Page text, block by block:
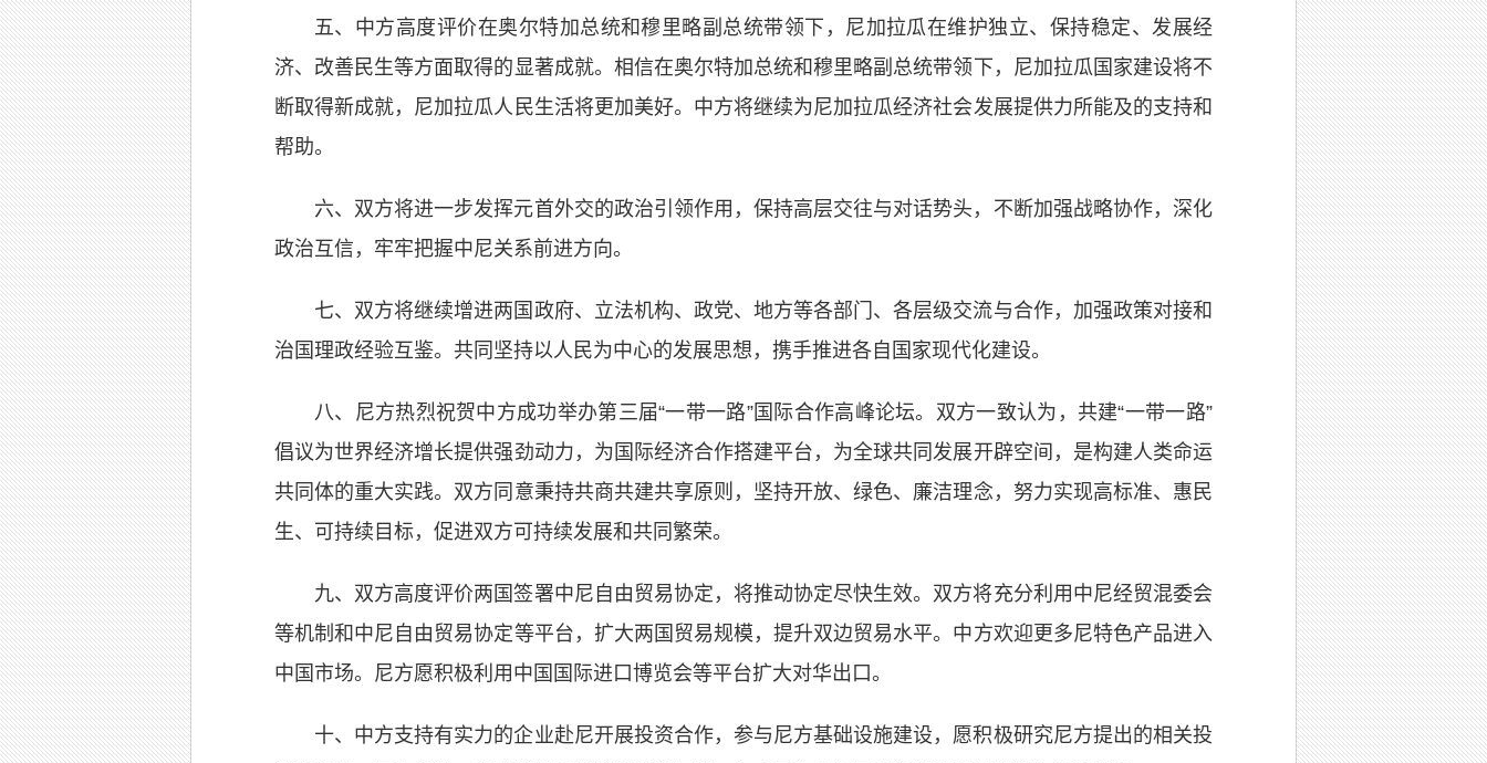
五、中方高度评价在奥尔特加总统和穆里略副总统带领下，尼加拉瓜在维护独立、保持稳定、发展经
济、改善民生等方面取得的显著成就。相信在奥尔特加总统和穆里略副总统带领下，尼加拉瓜国家建设将不
断取得新成就，尼加拉瓜人民生活将更加美好。中方将继续为尼加拉瓜经济社会发展提供力所能及的支持和
帮助。
六、双方将进一步发挥元首外交的政治引领作用，保持高层交往与对话势头，不断加强战略协作，深化
政治互信，牢牢把握中尼关系前进方向。
七、双方将继续增进两国政府、立法机构、政党、地方等各部门、各层级交流与合作，加强政策对接和
治国理政经验互鉴。共同坚持以人民为中心的发展思想，携手推进各自国家现代化建设。
八、尼方热烈祝贺中方成功举办第三届“一带一路”国际合作高峰论坛。双方一致认为，共建“一带一路”
倡议为世界经济增长提供强劲动力，为国际经济合作搭建平台，为全球共同发展开辟空间，是构建人类命运
共同体的重大实践。双方同意秉持共商共建共享原则，坚持开放、绿色、廉洁理念，努力实现高标准、惠民
生、可持续目标，促进双方可持续发展和共同繁荣。
九、双方高度评价两国签署中尼自由贸易协定，将推动协定尽快生效。双方将充分利用中尼经贸混委会
等机制和中尼自由贸易协定等平台，扩大两国贸易规模，提升双边贸易水平。中方欢迎更多尼特色产品进入
中国市场。尼方愿积极利用中国国际进口博览会等平台扩大对华出口。
十、中方支持有实力的企业赴尼开展投资合作，参与尼方基础设施建设，愿积极研究尼方提出的相关投